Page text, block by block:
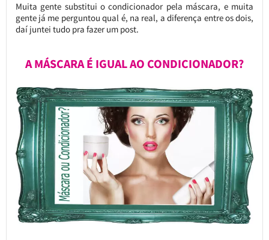
Muita gente substitui o condicionador pela máscara, e muita
gente já me perguntou qual é, na real, a diferença entre os dois,
daí juntei tudo pra fazer um post.
A MÁSCARA É IGUAL AO CONDICIONADOR?